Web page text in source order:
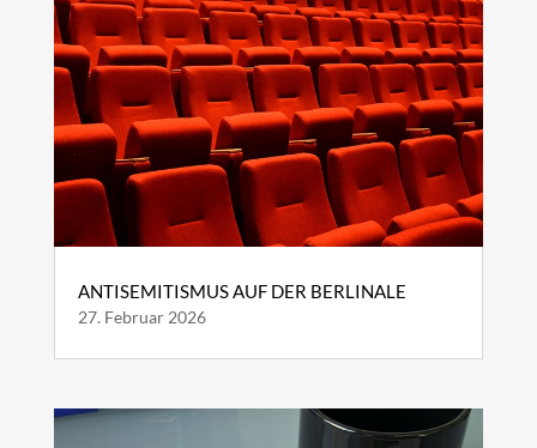
ANTISEMITISMUS AUF DER BERLINALE
27. Februar 2026